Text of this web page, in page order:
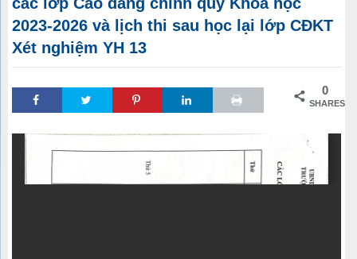
2023-2026 và lịch thi sau học lại lớp CĐKT
Xét nghiệm YH 13
0
SHARES